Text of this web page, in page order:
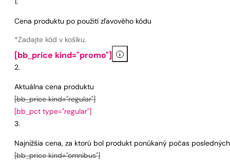
Cena produktu po použití zľavového kódu
*Zadajte kód v košíku.
[bb_price kind="promo"] i
Aktuálna cena produktu
[bb_price kind="regular"]
[bb_pct type="regular"]
Najnižšia cena, za ktorú bol produkt ponúkaný počas
[bb_price kind="omnibus"]